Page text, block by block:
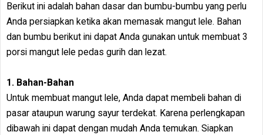
Berikut ini adalah bahan dasar dan bumbu-bumbu yang perlu
Anda persiapkan ketika akan memasak mangut lele. Bahan
dan bumbu berikut ini dapat Anda gunakan untuk membuat 3
porsi mangut lele pedas gurih dan lezat.
1. Bahan-Bahan
Untuk membuat mangut lele, Anda dapat membeli bahan di
pasar ataupun warung sayur terdekat. Karena perlengkapan
dibawah ini dapat dengan mudah Anda temukan. Siapkan